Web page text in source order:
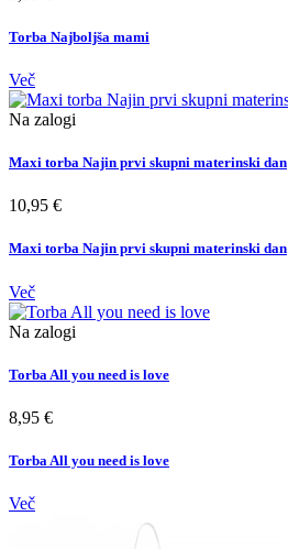
Torba Najboljša mami
Več
Na zalogi
Maxi torba Najin prvi skupni materinski dan
10,95 €
Maxi torba Najin prvi skupni materinski dan
Več
Na zalogi
Torba All you need is love
8,95 €
Torba All you need is love
Več